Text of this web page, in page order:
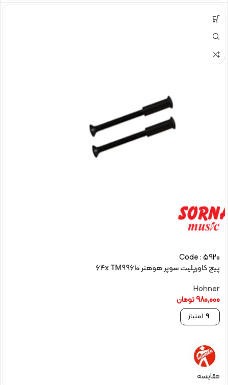
Code : 5920
پیچ کاورپلیت سوپر هوهنر 64x TM99610
Hohner
980,000تومان
9 امتیاز
مقایسه